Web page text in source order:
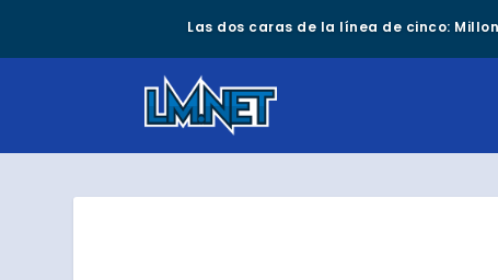
Las dos caras de la línea de cinco: